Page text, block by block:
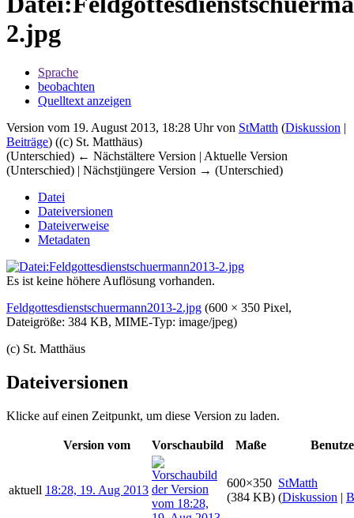
2.jpg
Sprache
beobachten
Quelltext anzeigen
Version vom 19. August 2013, 18:28 Uhr von StMatth (Diskussion |
Beiträge) ((c) St. Matthäus)
(Unterschied) ← Nächstältere Version | Aktuelle Version
(Unterschied) | Nächstjüngere Version → (Unterschied)
Datei
Dateiversionen
Dateiverweise
Metadaten
Es ist keine höhere Auflösung vorhanden.
Feldgottesdienstschuermann2013-2.jpg (600 × 350 Pixel,
Dateigröße: 384 KB, MIME-Typ: image/jpeg)
(c) St. Matthäus
Dateiversionen
Klicke auf einen Zeitpunkt, um diese Version zu laden.
Version vom Vorschaubild Maße
aktuell 18:28, 19. Aug 2013
600×350
(384 KB)
StMatth
(Diskussion |